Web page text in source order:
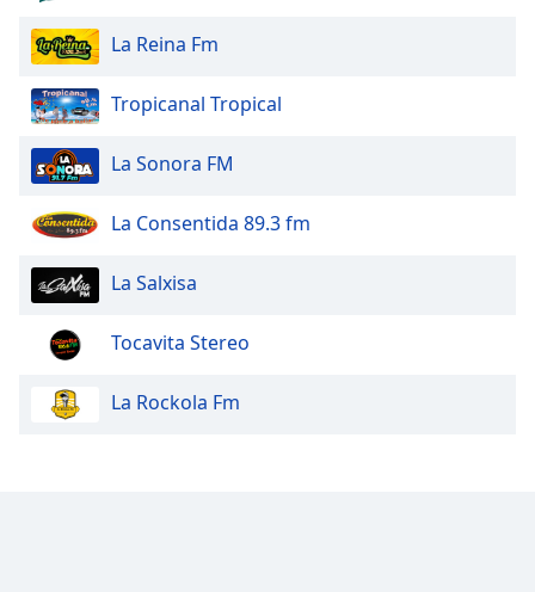
window.
Color
Opacity
Background
Color
Opacity
La Reina Fm
Tropicanal Tropical
La Sonora FM
La Consentida 89.3 fm
La Salxisa
Tocavita Stereo
La Rockola Fm